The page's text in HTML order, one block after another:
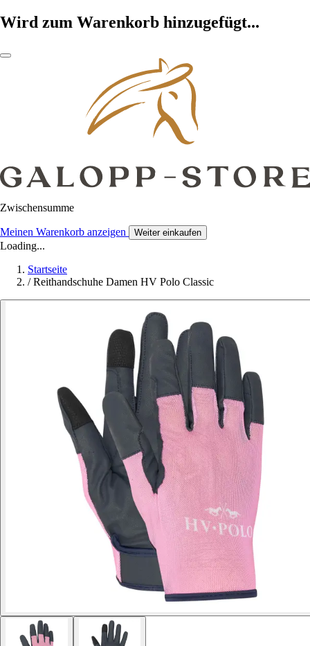
Wird zum Warenkorb hinzugefügt...
Zwischensumme
Meinen Warenkorb anzeigen Weiter einkaufen
Loading...
Startseite
/ Reithandschuhe Damen HV Polo Classic